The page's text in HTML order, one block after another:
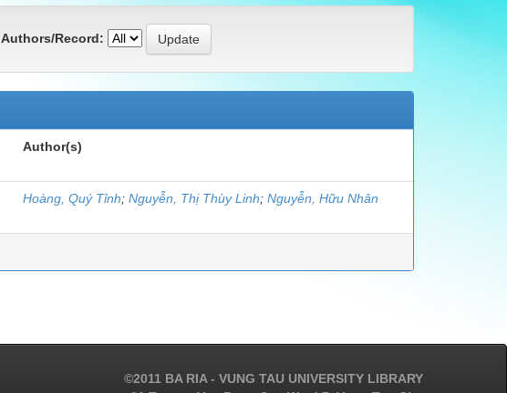
Authors/Record:
Author(s)
Hoàng, Quý Tỉnh; Nguyễn, Thị Thùy Linh; Nguyễn, Hữu Nhân
©2011 BA RIA - VUNG TAU UNIVERSITY LIBRARY